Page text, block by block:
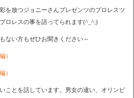
を放つジョニーさんプレゼンツのプロレスツ
ロレスの事を語ってられます(^_^;)
ない方もぜひお聞きください～
）
）
ことを話しています。男女の違い、オリンピ